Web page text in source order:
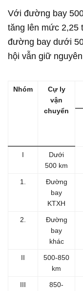
Với đường bay
tăng lên mức 2,25
đường bay dưới
hội vẫn giữ
Nhóm
Cự ly
vận
chuyển
I
Dưới
500 km
1.
Đường
bay
KTXH
2.
Đường
bay
khác
II
500-850
km
III
850-